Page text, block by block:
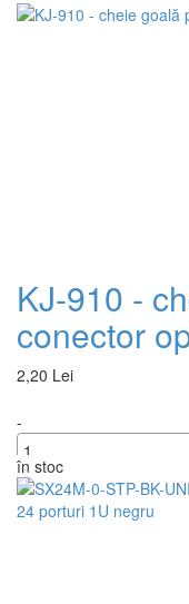
+
KJ-910 -
conector
2,20 Lei
-
+
în stoc